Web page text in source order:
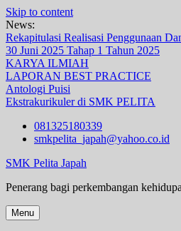
Skip to content
News:
Rekapitulasi Realisasi Penggunaan
30 Juni 2025 Tahap 1 Tahun 2025
KARYA ILMIAH
LAPORAN BEST PRACTICE
Antologi Puisi
Ekstrakurikuler di SMK PELITA
081325180339
smkpelita_japah@yahoo.co.id
SMK Pelita Japah
Penerang bagi perkembangan
Menu